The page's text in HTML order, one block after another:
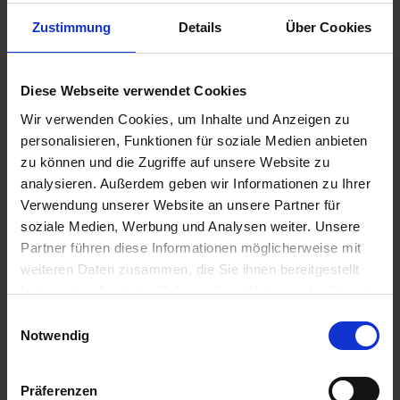
Zustimmung Details Über Cookies
Diese Webseite verwendet Cookies
Wir verwenden Cookies, um Inhalte und Anzeigen zu
personalisieren, Funktionen für soziale Medien anbieten
zu können und die Zugriffe auf unsere Website zu
analysieren. Außerdem geben wir Informationen zu Ihrer
Verwendung unserer Website an unsere Partner für
soziale Medien, Werbung und Analysen weiter. Unsere
Partner führen diese Informationen möglicherweise mit
weiteren Daten zusammen, die Sie ihnen bereitgestellt
haben oder die sie im Rahmen Ihrer Nutzung der Dienste
Notwendig
Präferenzen
15.08.2026 - Samstag
Winningen / Deutschland
18.00 Uhr
Koblenz / Deutschland
Abendspaziergänge
20.00 Uhr
16.08.2026 - Sonntag
Koblenz / Deutschland
Ausflug: Schnupperfahrt mit dem Altstadtexpress - ca. 40 Min. -
13€ Ausflug: Rundgang und Ehrenbreitstein - ca. 3 Std. - 39€
Loreley / Deutschland